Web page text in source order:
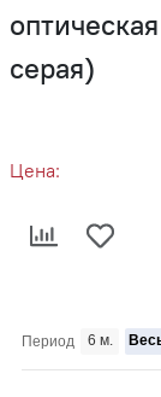
серая)
Цена:
Период 6 м.